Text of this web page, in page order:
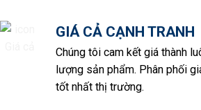
GIÁ CẢ CẠNH TRANH
Chúng tôi cam kết giá thành
lượng sản phẩm. Phân phối
tốt nhất thị trường.